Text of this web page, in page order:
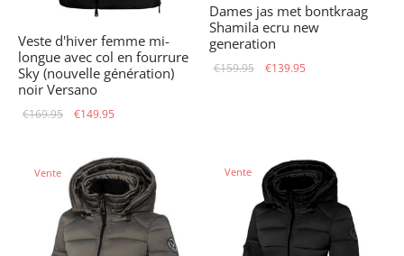
Veste d'hiver femme mi-
longue avec col en fourrure
Sky (nouvelle génération)
noir Versano
€169.95
Le prix
était :
€169.95.
€149.95
est :
€149.95.
Dames jas met bontkraag
Shamila ecru new
generation
€159.95
Le prix
€139.95
Vente Vente